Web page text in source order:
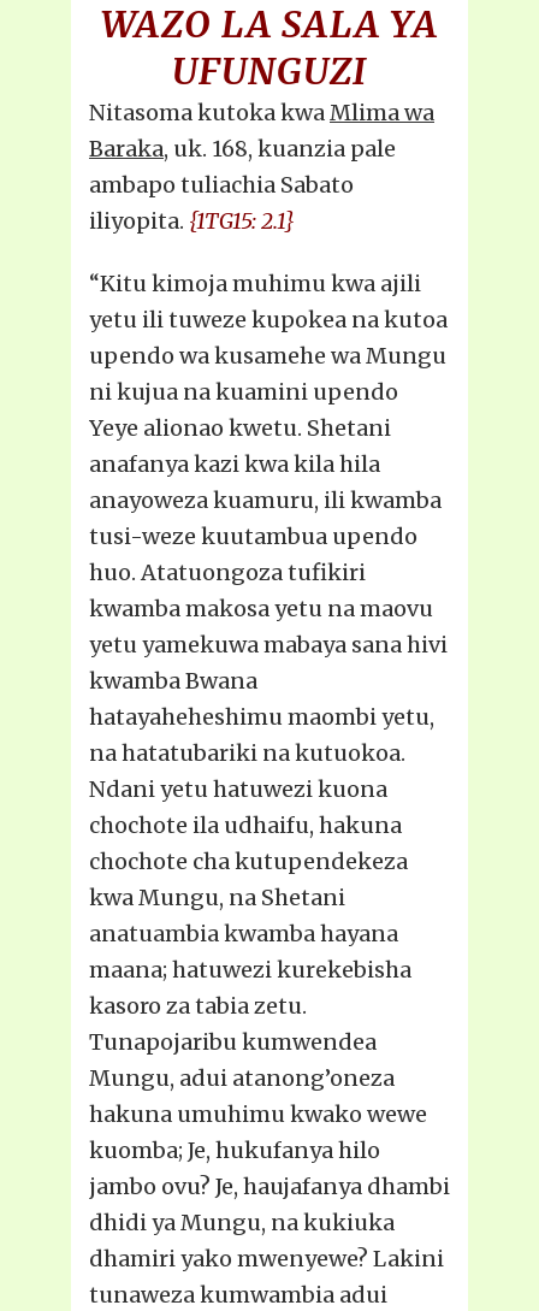
WAZO LA SALA YA
UFUNGUZI
Nitasoma kutoka kwaMlima wa
Baraka, uk. 168, kuanzia pale
ambapo tuliachia Sabato
iliyopita. {1TG15: 2.1}
“Kitu kimoja muhimu kwa ajili
yetu ili tuweze kupokea na kutoa
upendo wa kusamehe wa Mungu
ni kujua na kuamini upendo
Yeye alionao kwetu. Shetani
anafanya kazi kwa kila hila
anayoweza kuamuru, ili kwamba
tusi-weze kuutambua upendo
huo. Atatuongoza tufikiri
kwamba makosa yetu na maovu
yetu yamekuwa mabaya sana hivi
kwamba Bwana
hatayaheheshimu maombi yetu,
na hatatubariki na kutuokoa.
Ndani yetu hatuwezi kuona
chochote ila udhaifu, hakuna
chochote cha kutupendekeza
kwa Mungu, na Shetani
anatuambia kwamba hayana
maana; hatuwezi kurekebisha
kasoro za tabia zetu.
Tunapojaribu kumwendea
Mungu, adui atanong’oneza
hakuna umuhimu kwako wewe
kuomba; Je, hukufanya hilo
jambo ovu? Je, haujafanya dhambi
dhidi ya Mungu, na kukiuka
dhamiri yako mwenyewe? Lakini
tunaweza kumwambia adui